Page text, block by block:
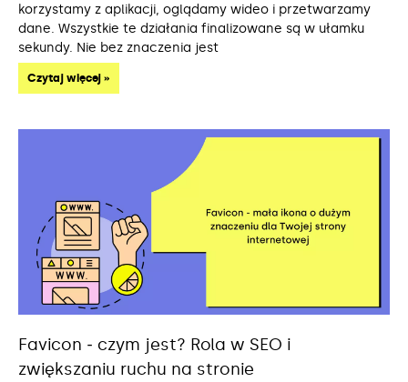
korzystamy z aplikacji, oglądamy wideo i przetwarzamy
dane. Wszystkie te działania finalizowane są w ułamku
sekundy. Nie bez znaczenia jest
Czytaj więcej »
Favicon ‒ czym jest? Rola w SEO i
zwiększaniu ruchu na stronie